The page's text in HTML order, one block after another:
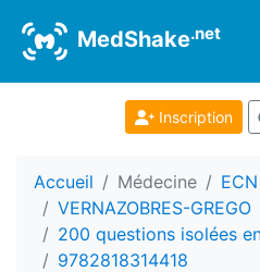
MedShake.net
Inscription
Accueil Médecine ECN
VERNAZOBRES-GREGO
200 questions isolées
9782818314418